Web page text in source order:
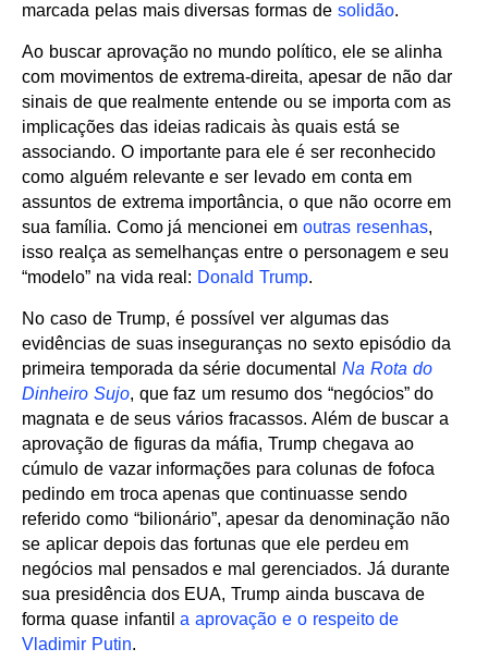
marcada pelas mais diversas formas de solidão.
Ao buscar aprovação no mundo político, ele se alinha
com movimentos de extrema-direita, apesar de não dar
sinais de que realmente entende ou se importa com as
implicações das ideias radicais às quais está se
associando. O importante para ele é ser reconhecido
como alguém relevante e ser levado em conta em
assuntos de extrema importância, o que não ocorre em
sua família. Como já mencionei em outras resenhas,
isso realça as semelhanças entre o personagem e seu
“modelo” na vida real: Donald Trump.
No caso de Trump, é possível ver algumas das
evidências de suas inseguranças no sexto episódio da
primeira temporada da série documental Na Rota do
Dinheiro Sujo, que faz um resumo dos “negócios” do
magnata e de seus vários fracassos. Além de buscar a
aprovação de figuras da máfia, Trump chegava ao
cúmulo de vazar informações para colunas de fofoca
pedindo em troca apenas que continuasse sendo
referido como “bilionário”, apesar da denominação não
se aplicar depois das fortunas que ele perdeu em
negócios mal pensados e mal gerenciados. Já durante
sua presidência dos EUA, Trump ainda buscava de
forma quase infantila aprovação e o respeito de
Vladimir Putin.